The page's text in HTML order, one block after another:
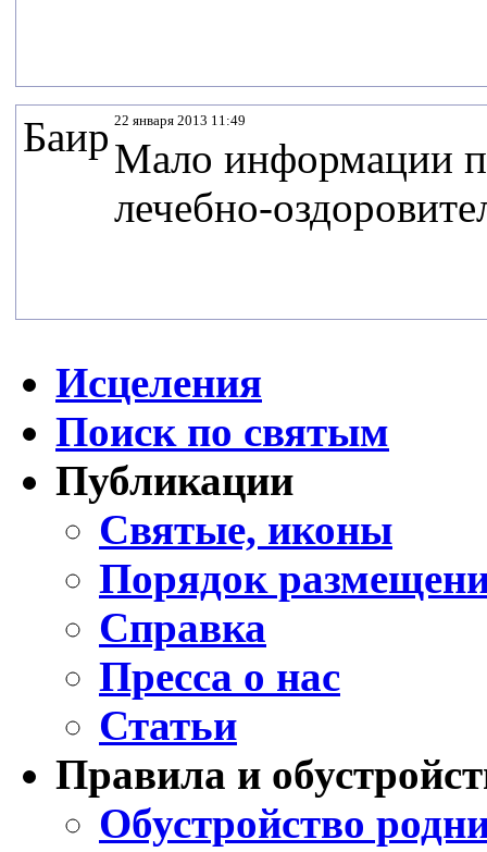
Баир 22 января 2013 11:49
Мало информации
лечебно-
Исцеления
Поиск по святым
Публикации
Святые, иконы
Порядок
Справка
Пресса о нас
Статьи
Правила и
Обустройство